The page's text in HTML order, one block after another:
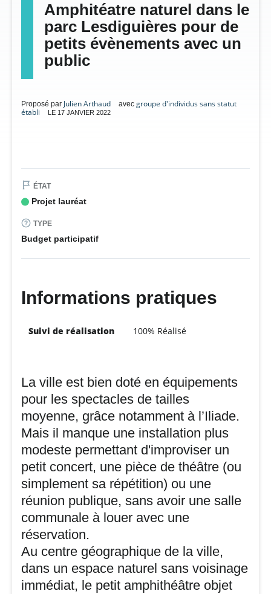
Amphitéatre naturel dans le
parc Lesdiguières pour de
petits évènements avec un
public
Proposé par Julien Arthaud avec groupe d'individus sans statut
établi
LE 17 JANVIER 2022
ÉTAT
Projet lauréat
TYPE
Budget participatif
Informations pratiques
Suivi de réalisation 100% Réalisé
La ville est bien doté en équipements
pour les spectacles de tailles
moyenne, grâce notamment à l’Iliade.
Mais il manque une installation plus
modeste permettant d'improviser un
petit concert, une pièce de théâtre (ou
simplement sa répétition) ou une
réunion publique, sans avoir une salle
communale à louer avec une
réservation.
Au centre géographique de la ville,
dans un espace naturel sans voisinage
immédiat, le petit amphithéâtre objet